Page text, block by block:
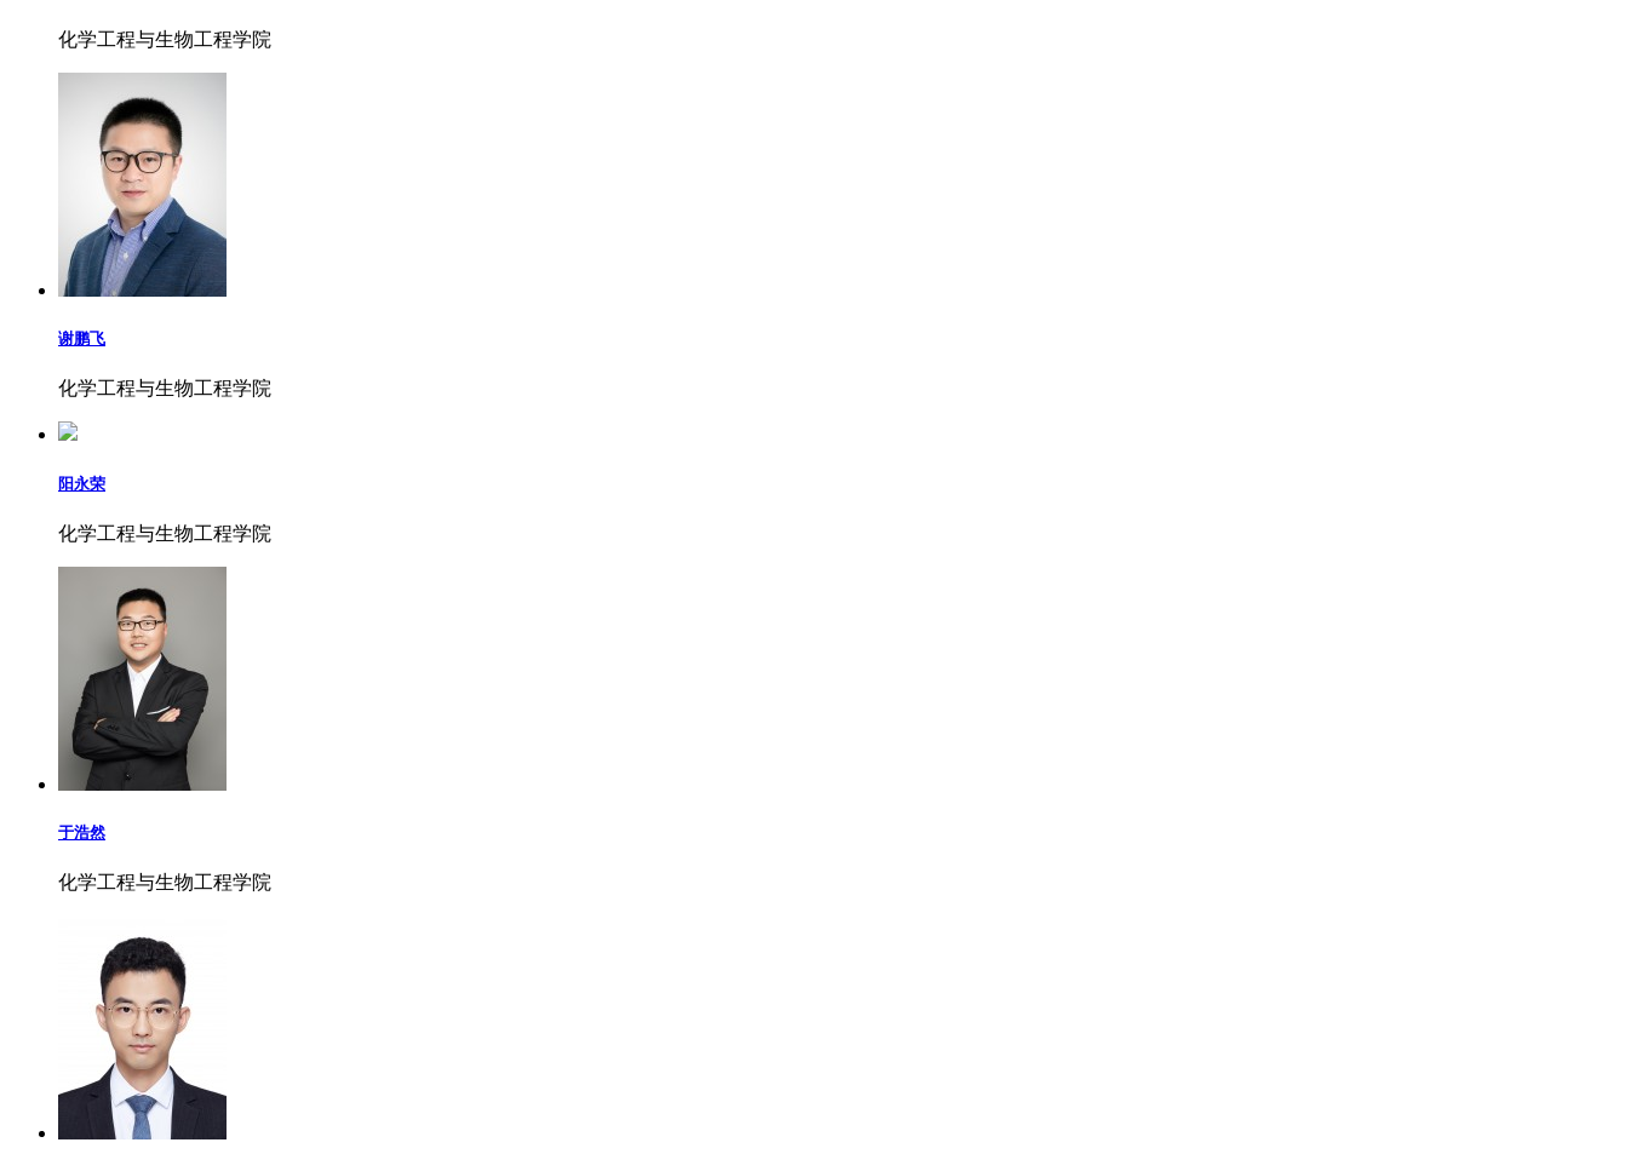
化学工程与生物工程学院
谢鹏飞
化学工程与生物工程学院
阳永荣
化学工程与生物工程学院
于浩然
化学工程与生物工程学院